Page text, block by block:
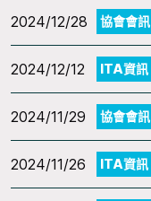
2024/12/28 協會會訊
2024/12/12 ITA資訊
2024/11/29 協會會訊
2024/11/26 ITA資訊